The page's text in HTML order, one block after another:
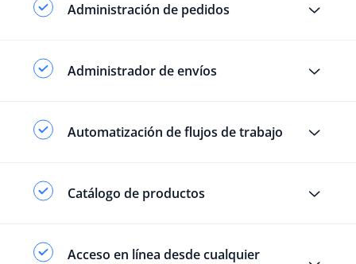
Administración de pedidos
Administrador de envíos
Automatización de flujos de trabajo
Catálogo de productos
Acceso en línea desde cualquier